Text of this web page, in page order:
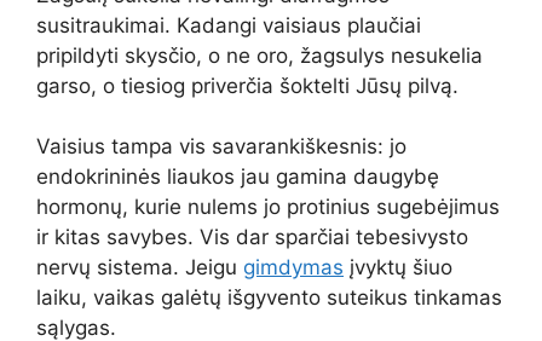
susitraukimai. Kadangi vaisiaus plaučiai
pripildyti skysčio, o ne oro, žagsulys nesukelia
garso, o tiesiog priverčia šoktelti Jūsų pilvą.
Vaisius tampa vis savarankiškesnis: jo
endokrininės liaukos jau gamina daugybę
hormonų, kurie nulems jo protinius sugebėjimus
ir kitas savybes. Vis dar sparčiai tebesivysto
nervų sistema. Jeigu gimdymas įvyktų šiuo
laiku, vaikas galėtų išgyvento suteikus tinkamas
sąlygas.